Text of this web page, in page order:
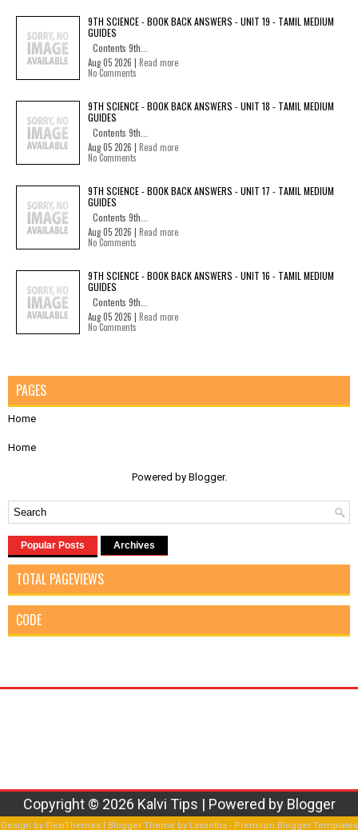
9TH SCIENCE - BOOK BACK ANSWERS - UNIT 19 - TAMIL MEDIUM
GUIDES
Contents 9th...
Aug 05 2026 | Read more
No Comments
9TH SCIENCE - BOOK BACK ANSWERS - UNIT 18 - TAMIL MEDIUM
GUIDES
Contents 9th...
Aug 05 2026 | Read more
No Comments
9TH SCIENCE - BOOK BACK ANSWERS - UNIT 17 - TAMIL MEDIUM
GUIDES
Contents 9th...
Aug 05 2026 | Read more
No Comments
9TH SCIENCE - BOOK BACK ANSWERS - UNIT 16 - TAMIL MEDIUM
GUIDES
Contents 9th...
Aug 05 2026 | Read more
No Comments
PAGES
Home
Home
Powered by Blogger.
Popular Posts Archives
TOTAL PAGEVIEWS
CODE
Copyright © 2026 Kalvi Tips | Powered by Blogger
Design by FlexiThemes| Blogger Theme by Lasantha - Premium Blogger Templates